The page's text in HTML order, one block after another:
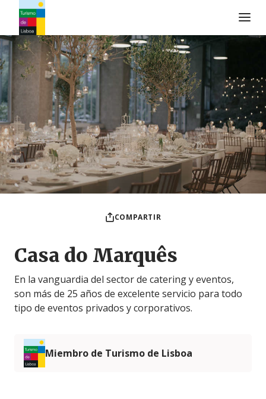
Logo de Turismo de Lisboa
COMPARTIR
Casa do Marquês
En la vanguardia del sector de catering y eventos,
son más de 25 años de excelente servicio para todo
tipo de eventos privados y corporativos.
Miembro de Turismo de Lisboa